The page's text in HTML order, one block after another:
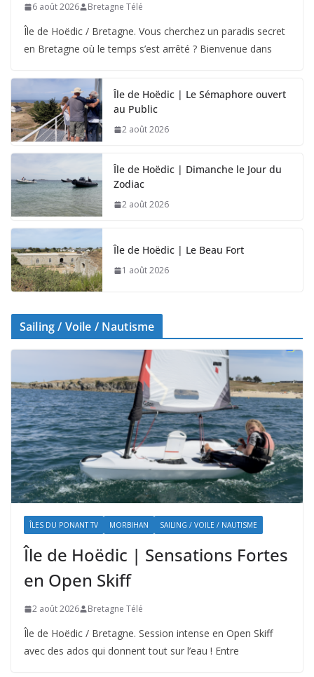
6 août 2026 Bretagne Télé
Île de Hoëdic / Bretagne. Vous cherchez un paradis secret
en Bretagne où le temps s’est arrêté ? Bienvenue dans
Île de Hoëdic | Le Sémaphore ouvert
au Public
2 août 2026
Île de Hoëdic | Dimanche le Jour du
Zodiac
2 août 2026
Île de Hoëdic | Le Beau Fort
1 août 2026
Sailing / Voile / Nautisme
ÎLES DU PONANT TV MORBIHAN SAILING / VOILE / NAUTISME
Île de Hoëdic | Sensations Fortes
en Open Skiff
2 août 2026 Bretagne Télé
Île de Hoëdic / Bretagne. Session intense en Open Skiff
avec des ados qui donnent tout sur l’eau ! Entre